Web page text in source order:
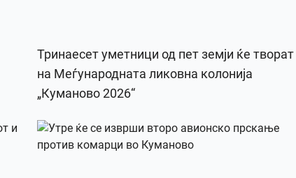
Тринаесет уметници од пет земји ќе творат
на Меѓународната ликовна колонија
„Куманово 2026“